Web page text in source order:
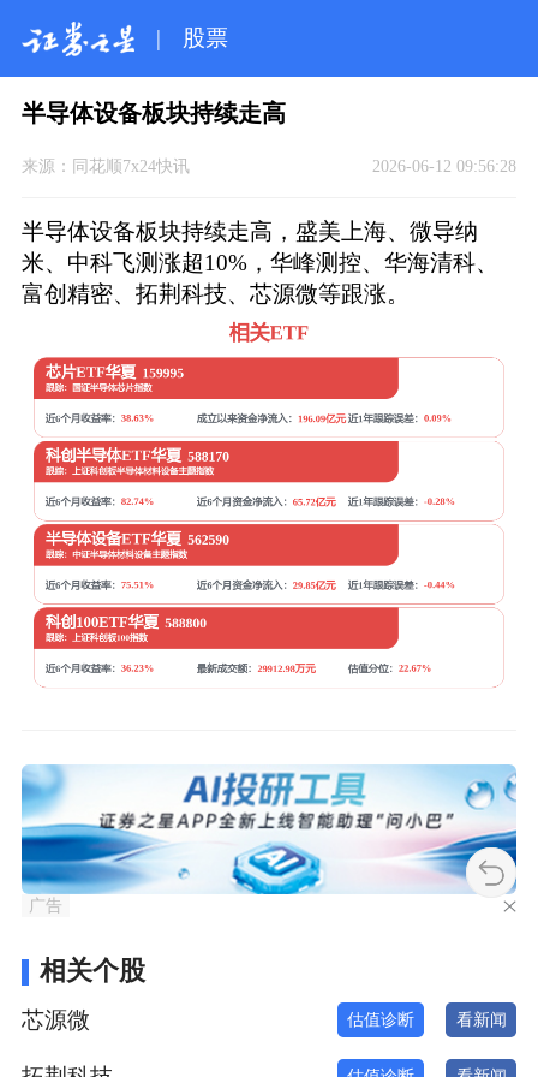
| 股票
半导体设备板块持续走高
来源： 同花顺7x24快讯 2026-06-12 09:56:28
半导体设备板块持续走高，盛美上海、微导纳
米、中科飞测涨超10%，华峰测控、华海清科、
富创精密、拓荆科技、芯源微等跟涨。
广告
相关个股
芯源微 估值诊断 看新闻